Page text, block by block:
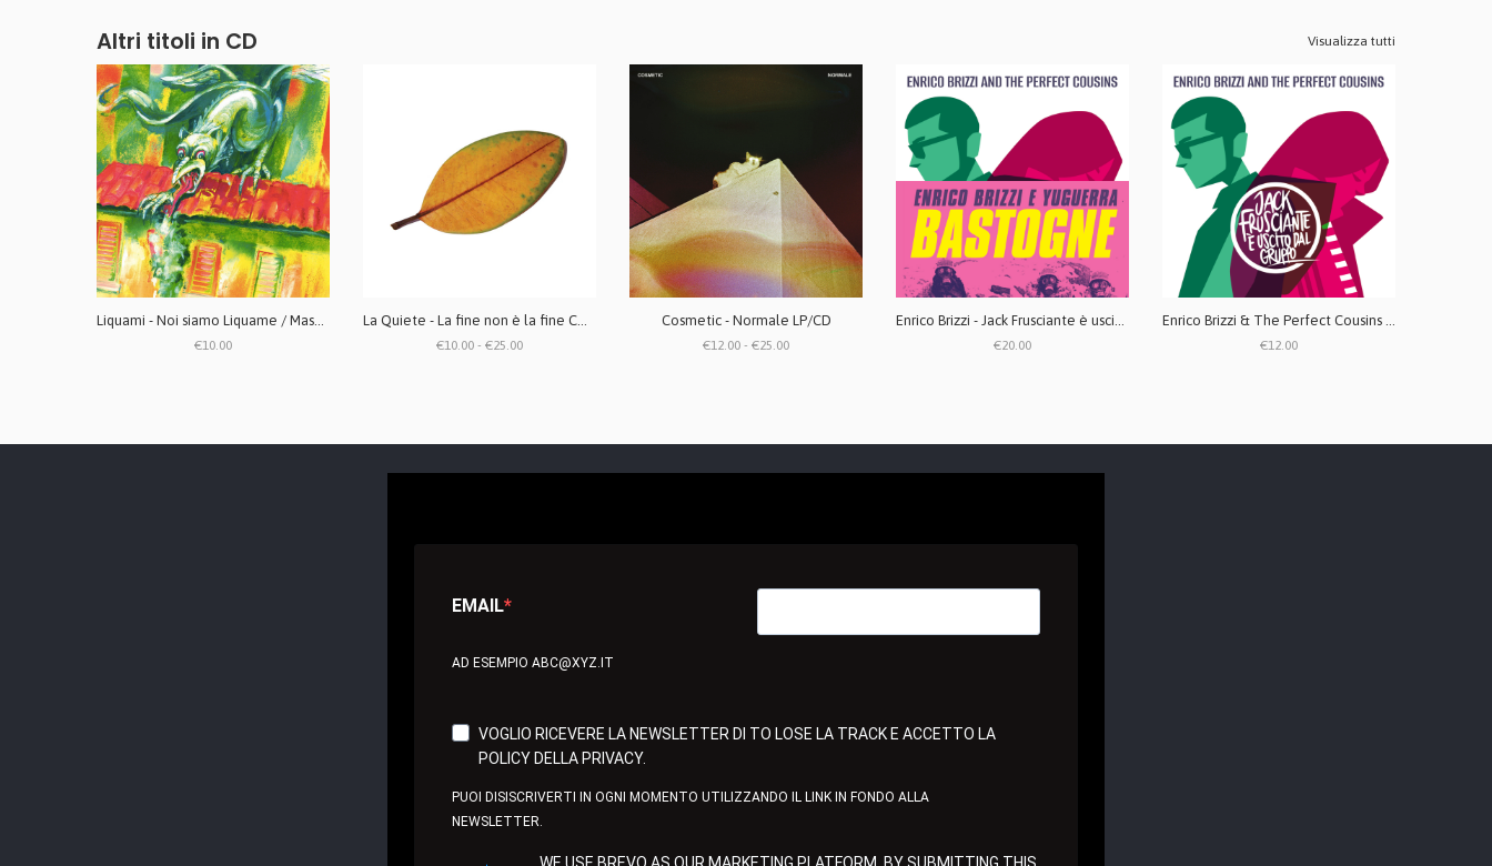
Altri titoli in CD Visualizza tutti
Liquami - Noi siamo Liquame / Mascara marrone CD + ZINE
€10.00
La Quiete - La fine non è la fine CD / LP vinile bianco (repress 2025)
€10.00 - €25.00
Cosmetic - Normale LP/CD
€12.00 - €25.00
Enrico Brizzi - Jack Frusciante è uscito dal gruppo + Bastogne - Bundle CD digipack
€20.00
Enrico Brizzi & The Perfect Cousins - Jack Frusciante è uscito dal gruppo CD
€12.00
EMAIL
AD ESEMPIO ABC@XYZ.IT
VOGLIO RICEVERE LA NEWSLETTER DI TO LOSE LA TRACK E ACCETTO LA
POLICY DELLA PRIVACY.
PUOI DISISCRIVERTI IN OGNI MOMENTO UTILIZZANDO IL LINK IN FONDO ALLA
NEWSLETTER.